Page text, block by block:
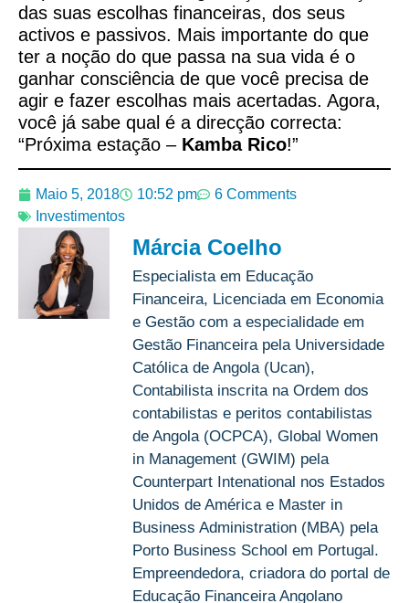
das suas escolhas financeiras, dos seus
activos e passivos. Mais importante do que
ter a noção do que passa na sua vida é o
ganhar consciência de que você precisa de
agir e fazer escolhas mais acertadas. Agora,
você já sabe qual é a direcção correcta:
“Próxima estação – Kamba Rico!”
Maio 5, 2018 10:52 pm
6 Comments
Investimentos
Márcia Coelho
Especialista em Educação
Financeira, Licenciada em Economia
e Gestão com a especialidade em
Gestão Financeira pela Universidade
Católica de Angola (Ucan),
Contabilista inscrita na Ordem dos
contabilistas e peritos contabilistas
de Angola (OCPCA), Global Women
in Management (GWIM) pela
Counterpart Intenational nos Estados
Unidos de América e Master in
Business Administration (MBA) pela
Porto Business School em Portugal.
Empreendedora, criadora do portal de
Educação Financeira Angolano